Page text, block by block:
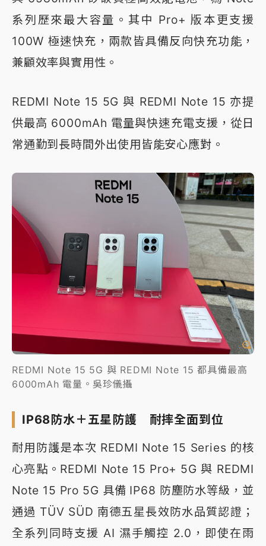
系列歷來最大容量。其中 Pro+ 版本更支援
100W 極速快充，兩款皆具備反向快充功能，
兼顧效率與實用性。
REDMI Note 15 5G 與 REDMI Note 15 亦提
供最高 6000mAh 電量與快速充電支援，從日
常通勤到長時間外出使用皆能安心應對。
REDMI Note 15 5G 與 REDMI Note 15 都具備最高
6000mAh 電量。吳珍儀攝
IP68防水＋五星防護 耐摔全面到位
耐用防護是本次 REDMI Note 15 Series 的核
心亮點。REDMI Note 15 Pro+ 5G 與 REDMI
Note 15 Pro 5G 具備 IP68 防塵防水等級，並
通過 TÜV SÜD 南德五星長效防水品質認證；
全系列同時支援 AI 濕手觸控 2.0，即使在雨